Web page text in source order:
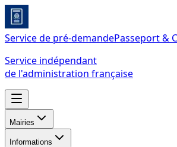
Service de pré-demandePasseport &
Service indépendant
de l'administration française
Mairies
Informations